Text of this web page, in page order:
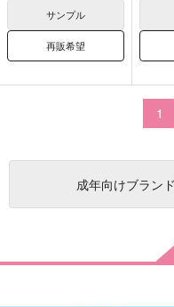
サンプル
再販希望
1
成年向けブラン